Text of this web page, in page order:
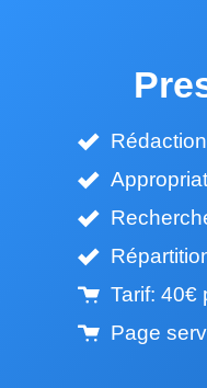
Tarif: 40€
Page